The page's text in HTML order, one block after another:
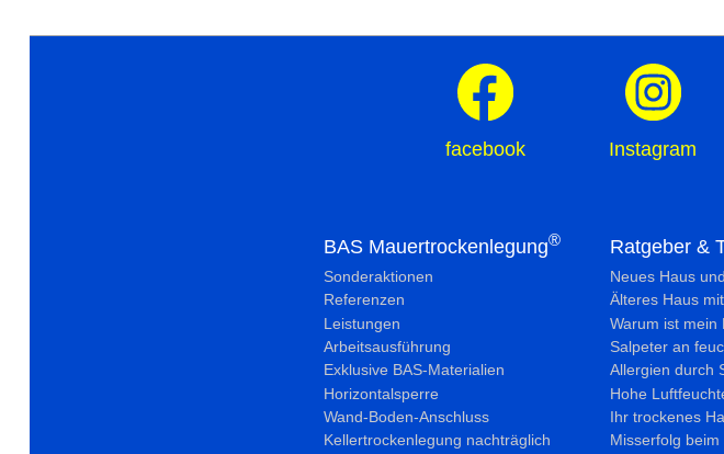
facebook Instagram
BAS Mauertrockenlegung®
Sonderaktionen
Referenzen
Leistungen
Arbeitsausführung
Exklusive BAS-Materialien
Horizontalsperre
Wand-Boden-Anschluss
Kellertrockenlegung nachträglich
Ratgeber &
Neues Haus
Älteres Haus
Warum ist mein
Salpeter an
Allergien durch
Hohe
Ihr trockenes
Misserfolg